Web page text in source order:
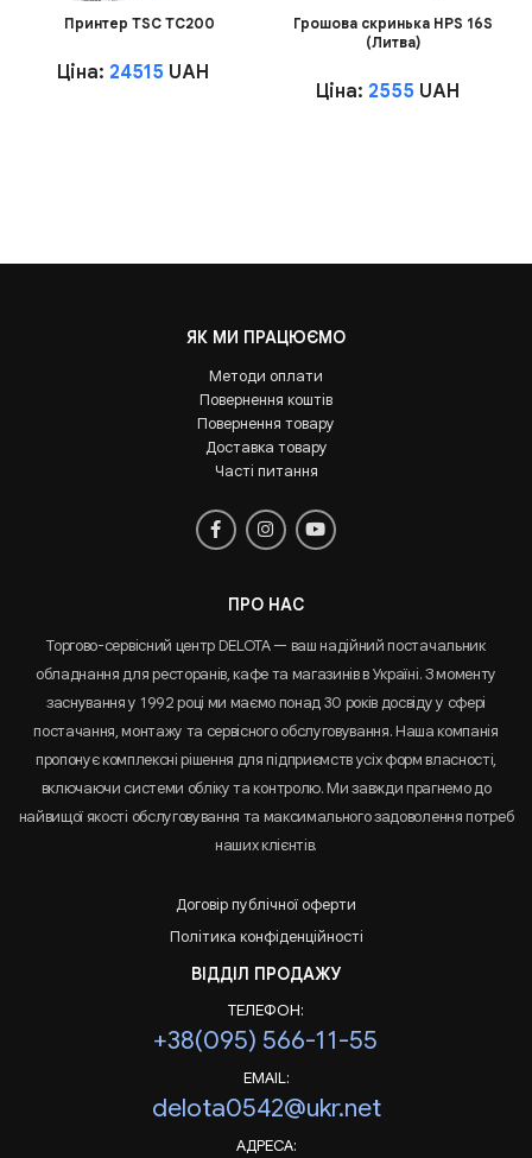
Принтер TSC TC200
Ціна: 24515 UAH
Грошова скринька HPS 16S
(Литва)
Ціна: 2555 UAH
ЯК МИ ПРАЦЮЄМО
Методи оплати
Повернення коштів
Повернення товару
Доставка товару
Часті питання
ПРО НАС
Торгово-сервісний центр DELOTA — ваш надійний постачальник
обладнання для ресторанів, кафе та магазинів в Україні. З моменту
заснування у 1992 році ми маємо понад 30 років досвіду у сфері
постачання, монтажу та сервісного обслуговування. Наша компанія
пропонує комплексні рішення для підприємств усіх форм власності,
включаючи системи обліку та контролю. Ми завжди прагнемо до
найвищої якості обслуговування та максимального задоволення потреб
наших клієнтів.
Договір публічної оферти
Політика конфіденційності
ВІДДІЛ ПРОДАЖУ
ТЕЛЕФОН:
+38(095) 566-11-55
EMAIL:
delota0542@ukr.net
АДРЕСА: